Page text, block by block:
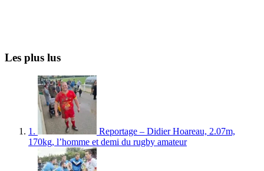
Les plus lus
1.
Reportage – Didier Hoareau, 2.07m,
170kg, l’homme et demi du rugby amateur